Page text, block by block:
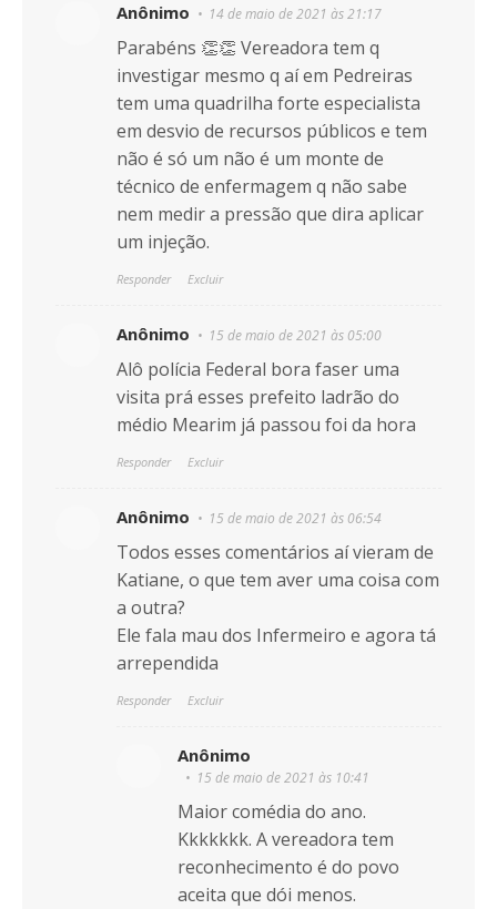
Anônimo 14 de maio de 2021 às 21:17
Parabéns 👏👏 Vereadora tem q
investigar mesmo q aí em Pedreiras
tem uma quadrilha forte especialista
em desvio de recursos públicos e tem
não é só um não é um monte de
técnico de enfermagem q não sabe
nem medir a pressão que dira aplicar
um injeção.
Responder Excluir
Anônimo 15 de maio de 2021 às 05:00
Alô polícia Federal bora faser uma
visita prá esses prefeito ladrão do
médio Mearim já passou foi da hora
Responder Excluir
Anônimo 15 de maio de 2021 às 06:54
Todos esses comentários aí vieram de
Katiane, o que tem aver uma coisa com
a outra?
Ele fala mau dos Infermeiro e agora tá
arrependida
Responder Excluir
Anônimo
15 de maio de 2021 às 10:41
Maior comédia do ano.
Kkkkkkk. A vereadora tem
reconhecimento é do povo
aceita que dói menos.